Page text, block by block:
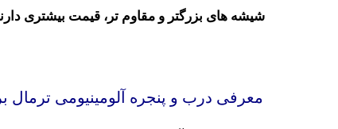
شیشه های بزرگتر و مقاوم تر، قیمت بیشتری
معرفی درب و پنجره آلومینیومی ترمال